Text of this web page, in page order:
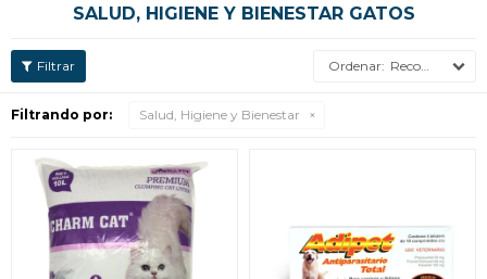
SALUD, HIGIENE Y BIENESTAR GATOS
Recomendados
Filtrando por: Salud, Higiene y Bienestar